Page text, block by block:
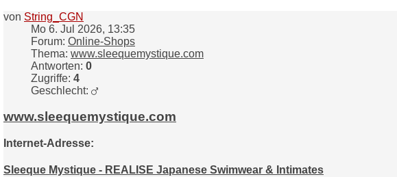
von String_CGN
Mo 6. Jul 2026, 13:35
Forum: Online-Shops
Thema: www.sleequemystique.com
Antworten: 0
Zugriffe: 4
Geschlecht:
www.sleequemystique.com
Internet-Adresse:
Sleeque Mystique - REALISE Japanese Swimwear & Intimates